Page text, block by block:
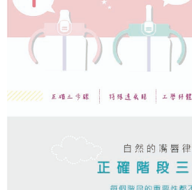
【注意事項】
１．透過由恩沛科技股份有限公司提供之「
易，需依本服務之必要範圍內提供個人資料，
權轉讓予恩沛科技股份有限公司。
２．關於個人資料處理事宜，請瀏覽以下網址：
３．未成年的使用者請事先徵得法定代理人或
時審查核予不同之上限額度；若仍有額度不足
請求用戶進行身份認證。
５．嚴禁一人註冊多個帳號或使用他人資訊註
恩沛科技股份有限公司將有權停止該用戶之使
宅配
每筆NT$100，滿NT$590(含以上)免運費
離島宅配